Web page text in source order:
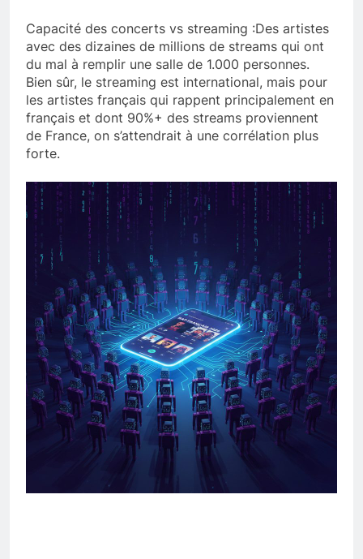
Capacité des concerts vs streaming :Des artistes
avec des dizaines de millions de streams qui ont
du mal à remplir une salle de 1.000 personnes.
Bien sûr, le streaming est international, mais pour
les artistes français qui rappent principalement en
français et dont 90%+ des streams proviennent
de France, on s’attendrait à une corrélation plus
forte.